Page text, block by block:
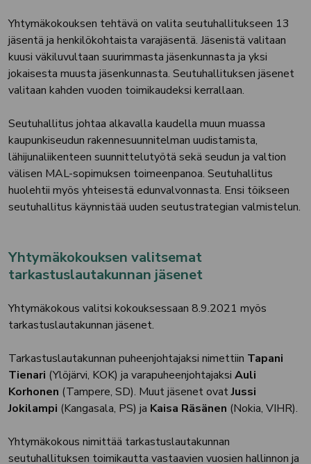
Yhtymäkokouksen tehtävä on valita seutuhallitukseen 13
jäsentä ja henkilökohtaista varajäsentä. Jäsenistä valitaan
kuusi väkiluvultaan suurimmasta jäsenkunnasta ja yksi
jokaisesta muusta jäsenkunnasta. Seutuhallituksen jäsenet
valitaan kahden vuoden toimikaudeksi kerrallaan.
Seutuhallitus johtaa alkavalla kaudella muun muassa
kaupunkiseudun rakennesuunnitelman uudistamista,
lähijunaliikenteen suunnittelutyötä sekä seudun ja valtion
välisen MAL-sopimuksen toimeenpanoa. Seutuhallitus
huolehtii myös yhteisestä edunvalvonnasta. Ensi töikseen
seutuhallitus käynnistää uuden seutustrategian valmistelun.
Yhtymäkokouksen valitsemat
tarkastuslautakunnan jäsenet
Yhtymäkokous valitsi kokouksessaan 8.9.2021 myös
tarkastuslautakunnan jäsenet.
Tarkastuslautakunnan puheenjohtajaksi nimettiin Tapani
Tienari (Ylöjärvi, KOK) ja varapuheenjohtajaksi Auli
Korhonen (Tampere, SD). Muut jäsenet ovatJussi
Jokilampi (Kangasala, PS) ja Kaisa Räsänen (Nokia, VIHR).
Yhtymäkokous nimittää tarkastuslautakunnan
seutuhallituksen toimikautta vastaavien vuosien hallinnon ja